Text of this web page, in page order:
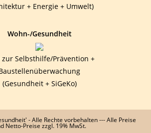
+ Energie + Umwelt)
Wohn-/Gesundheit
zur Selbsthilfe/Prävention +
(Gesundheit + SiGeKo)
- Alle Rechte vorbehalten --- Alle Preise
Netto-Preise zzgl. 19% MwSt.